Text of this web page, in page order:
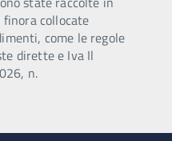
collocate
come le regole
dirette e Iva Il
n.